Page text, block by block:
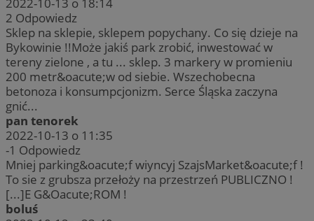
2022-10-13 o 18:14
2 Odpowiedz
Sklep na sklepie, sklepem popychany. Co się dzieje na
Bykowinie !!Może jakiś park zrobić, inwestować w
tereny zielone , a tu ... sklep. 3 markery w promieniu
200 metr&oacute;w od siebie. Wszechobecna
betonoza i konsumpcjonizm. Serce Śląska zaczyna
gnić...
pan tenorek
2022-10-13 o 11:35
-1 Odpowiedz
Mniej parking&oacute;f wiyncyj SzajsMarket&oacute;f !
To sie z grubsza przełoży na przestrzeń PUBLICZNO !
[...]E G&Oacute;ROM !
boluś